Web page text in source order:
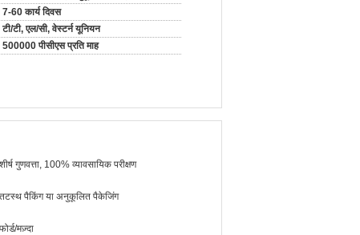
7-60 कार्य दिवस
टी/टी, एल/सी, वेस्टर्न यूनियन
500000 पीसीएस प्रति माह
शीर्ष गुणवत्ता, 100% व्यावसायिक परीक्षण
तटस्थ पैकिंग या अनुकूलित पैकेजिंग
फोर्ड/मज़्दा